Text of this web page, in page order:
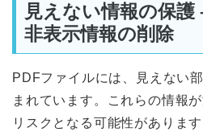
見えない情報の保護
非表示情報の削除
PDFファイルには、見えない
まれています。これらの情報
リスクとなる可能性があります